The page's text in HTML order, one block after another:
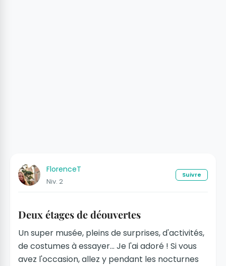
FlorenceT
Niv. 2
Suivre
Deux étages de déouvertes
Un super musée, pleins de surprises, d'activités,
de costumes à essayer... Je l'ai adoré ! Si vous
avez l'occasion, allez y pendant les nocturnes